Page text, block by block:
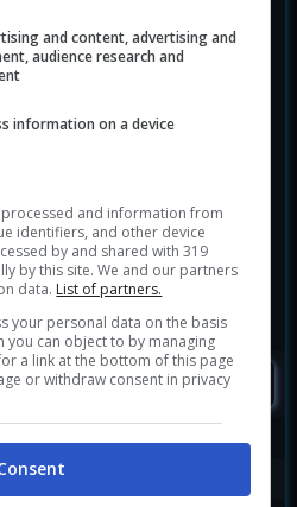
Kepler Interactive
and content, advertising and
audience research and
information on a device
and information from
identifiers, and other device
by and shared with 319
by this site. We and our partners
data. List of partners.
your personal data on the basis
you can object to by managing
a link at the bottom of this page
or withdraw consent in privacy